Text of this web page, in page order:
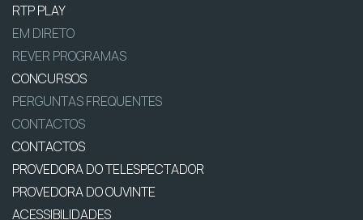
RTP PLAY
EM DIRETO
REVER PROGRAMAS
CONCURSOS
PERGUNTAS FREQUENTES
CONTACTOS
CONTACTOS
PROVEDORA DO TELESPECTADOR
PROVEDORA DO OUVINTE
ACESSIBILIDADES